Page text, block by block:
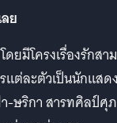
ย
ยมีโครงเรื่องรักสาม
แต่ละตัวเป็นนักแสด
-ษริกา สารทศิลป์ศุ